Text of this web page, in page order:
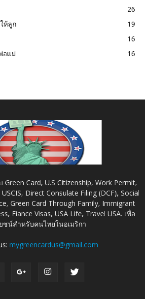
26
ห้ลูก
19
16
อแม่
16
Card, U.S Citizenship, Work Permit,
Direct Consulate Filing (DCF), Social
Green Card Through Family, Immigrant
Fiance Visas, USA Life, Travel USA. เพื่อ
ชน์สำหรับคนไทยในอเมริกา
mygreencardus@gmail.com